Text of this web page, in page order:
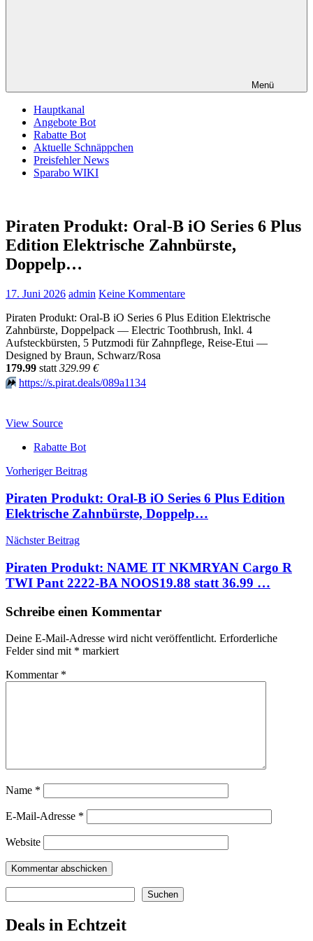
Menü
Hauptkanal
Angebote Bot
Rabatte Bot
Aktuelle Schnäppchen
Preisfehler News
Sparabo WIKI
Piraten Produkt: Oral-B iO Series 6 Plus
Edition Elektrische Zahnbürste,
Doppelp…
17. Juni 2026 admin Keine Kommentare
Piraten Produkt: Oral-B iO Series 6 Plus Edition Elektrische
Zahnbürste, Doppelpack — Electric Toothbrush, Inkl. 4
Aufsteckbürsten, 5 Putzmodi für Zahnpflege, Reise-Etui —
Designed by Braun, Schwarz/Rosa
179.99 statt 329.99 €
⏩️ https://s.pirat.deals/089a1134
View Source
Rabatte Bot
Beitragsnavigation
Vorheriger Beitrag
Piraten Produkt: Oral-B iO Series 6 Plus Edition
Elektrische Zahnbürste, Doppelp…
Nächster Beitrag
Piraten Produkt: NAME IT NKMRYAN Cargo R
TWI Pant 2222-BA NOOS19.88 statt 36.99 …
Schreibe einen Kommentar
Deine E-Mail-Adresse wird nicht veröffentlicht. Erforderliche
Felder sind mit * markiert
Kommentar *
Name *
E-Mail-Adresse *
Website
Suchen
Deals in Echtzeit